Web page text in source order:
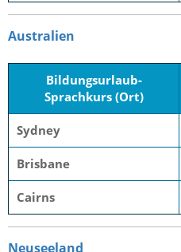
Australien
Bildungsurlaub-
Sprachkurs (Ort)
Sydney
Brisbane
Cairns
Neuseeland